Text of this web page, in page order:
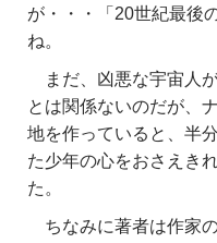
が・・・「20世紀最後
ね。
まだ、凶悪な宇宙人
とは関係ないのだが、
地を作っていると、半
た少年の心をおさえき
た。
ちなみに著者は作家